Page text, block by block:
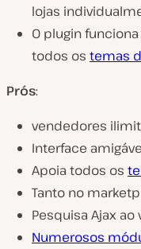
lojas
O plugin
todos os temas
Prós:
vendedores
Interface
Apoia todos os
Tanto no
Pesquisa Ajax ao
Numerosos